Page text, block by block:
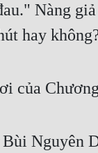
Nàng
hay
của
Nguyên